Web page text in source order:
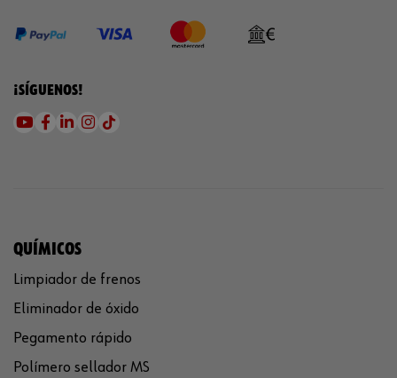
¡SÍGUENOS!
QUÍMICOS
Limpiador de frenos
Eliminador de óxido
Pegamento rápido
Polímero sellador MS